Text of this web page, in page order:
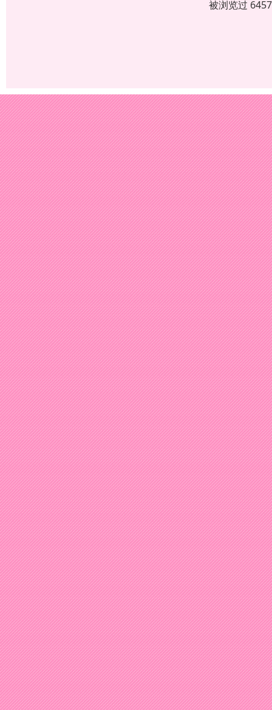
被浏览过